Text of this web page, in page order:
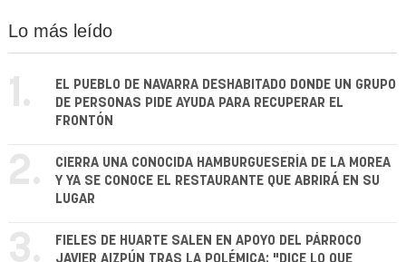
Lo más leído
1.
EL PUEBLO DE NAVARRA DESHABITADO DONDE UN GRUPO
DE PERSONAS PIDE AYUDA PARA RECUPERAR EL
FRONTÓN
2.
CIERRA UNA CONOCIDA HAMBURGUESERÍA DE LA MOREA
Y YA SE CONOCE EL RESTAURANTE QUE ABRIRÁ EN SU
LUGAR
3.
FIELES DE HUARTE SALEN EN APOYO DEL PÁRROCO
JAVIER AIZPÚN TRAS LA POLÉMICA: "DICE LO QUE